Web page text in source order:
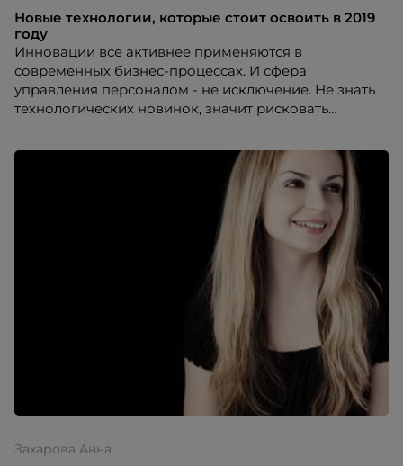
Новые технологии, которые стоит освоить в 2019
году
Инновации все активнее применяются в
современных бизнес-процессах. И сфера
управления персоналом - не исключение. Не знать
технологических новинок, значит рисковать
бортом профессии вообще.
Захарова Анна